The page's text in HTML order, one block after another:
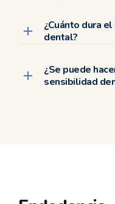
¿Cuánto dura
dental?
¿Se puede
sensibilidad